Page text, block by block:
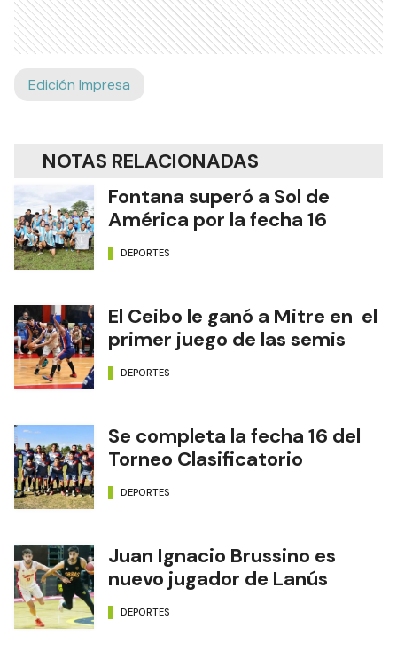
Edición Impresa
NOTAS RELACIONADAS
Fontana superó a Sol de
América por la fecha 16
DEPORTES
El Ceibo le ganó a Mitre en el
primer juego de las semis
DEPORTES
Se completa la fecha 16 del
Torneo Clasificatorio
DEPORTES
Juan Ignacio Brussino es
nuevo jugador de Lanús
DEPORTES